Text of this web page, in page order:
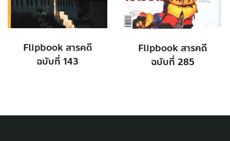
Flipbook สารคดี
ฉบับที่ 143
Flipbook สารคดี
ฉบับที่ 285